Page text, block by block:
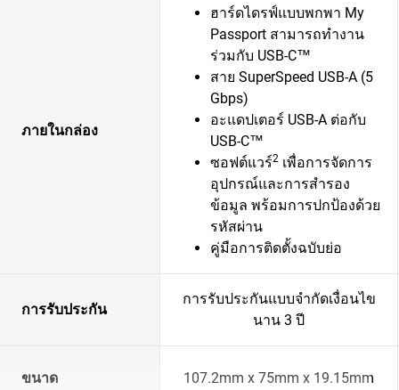
ภายในกล่อง
ฮาร์ดไดรฟ์แบบพกพา My
Passport สามารถทำงาน
ร่วมกับ USB-C™
สาย SuperSpeed USB-A (5
Gbps)
อะแดปเตอร์ USB-A ต่อกับ
USB-C™
ซอฟต์แวร์2 เพื่อการจัดการ
อุปกรณ์และการสำรอง
ข้อมูล พร้อมการปกป้องด้วย
รหัสผ่าน
คู่มือการติดตั้งฉบับย่อ
การรับประกัน
การรับประกันแบบจำกัดเงื่อนไข
นาน 3 ปี
ขนาด 107.2mm x 75mm x 19.15mm